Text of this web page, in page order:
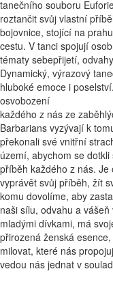
tanečního souboru
roztančit svůj vlastní
bojovnice, stojící na
cestu. V tanci spojují
tématy sebepřijetí,
Dynamický, výrazový
hluboké emoce i
osvobození
každého z nás ze
Barbarians vyzývají k
překonali své vnitřní
území, abychom se
příběh každého z nás.
vyprávět svůj příběh, žít
komu dovolíme, aby
naši sílu, odvahu a
mladými dívkami, má
přirozená ženská
milovat, které nás
vedou nás jednat v